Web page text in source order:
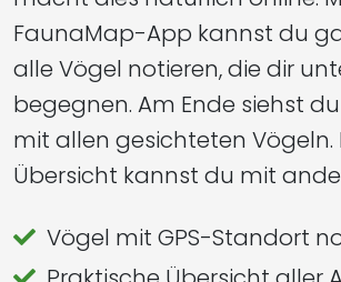
FaunaMap-App kannst du
alle Vögel notieren, die dir
begegnen. Am Ende siehst
mit allen gesichteten Vögeln.
Übersicht kannst du mit
Vögel mit GPS-Standort